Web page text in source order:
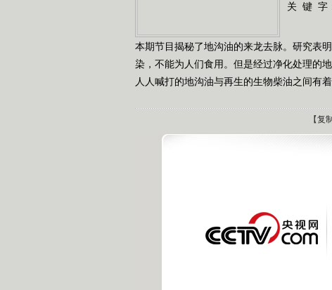
关 键 字
本期节目揭秘了地沟油的来龙去脉。研究表
染，不能为人们食用。但是经过净化处理的
人人喊打的地沟油与再生的生物柴油之间有
【复